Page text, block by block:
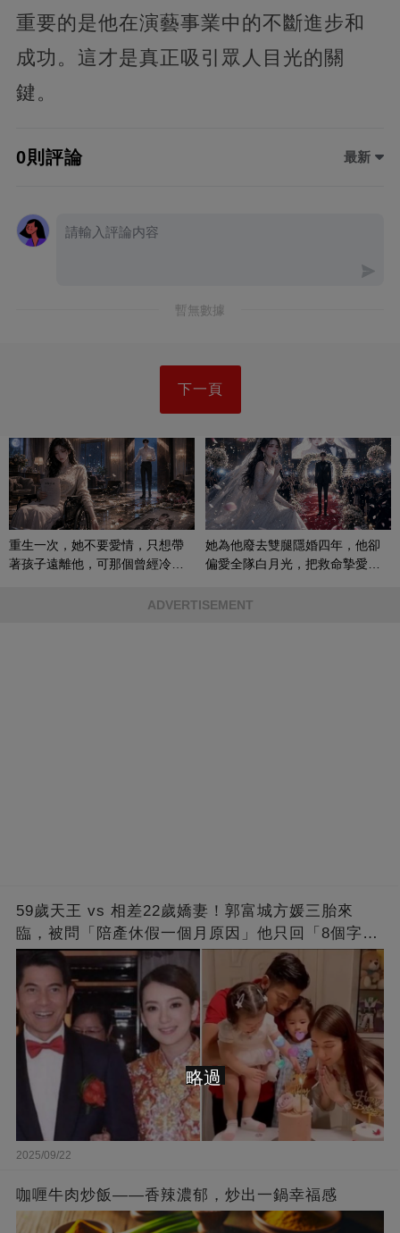
重要的是他在演藝事業中的不斷進步和
成功。這才是真正吸引眾人目光的關
鍵。
0則評論 最新
暫無數據
下一頁
重生一次，她不要愛情，只想帶
著孩子遠離他，可那個曾經冷漠
她為他廢去雙腿隱婚四年，他卻
偏愛全隊白月光，把救命摯愛當
ADVERTISEMENT
59歲天王 vs 相差22歲嬌妻！郭富城方媛三胎來
臨，被問「陪產休假一個月原因」他只回「8個字」
被贊爆
2025/09/22
咖喱牛肉炒飯——香辣濃郁，炒出一鍋幸福感
略過